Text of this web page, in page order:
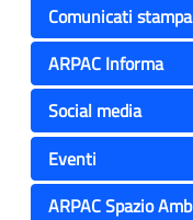
Comunicati stampa
ARPAC Informa
Social media
Eventi
ARPAC Spazio